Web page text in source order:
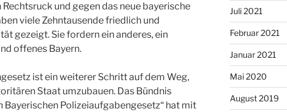
und gegen das neue bayerische
viele Zehntausende friedlich und
gezeigt. Sie fordern ein anderes, ein
offenes Bayern.
ist ein weiterer Schritt auf dem Weg,
Staat umzubauen. Das Bündnis
Bayerischen Polizeiaufgabengesetz“ hat mit
Juli 2021
Februar 2021
Januar 2021
Mai 2020
August 2019